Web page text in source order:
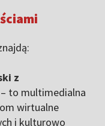
z
– to multimedialna
wirtualne
i kulturowo